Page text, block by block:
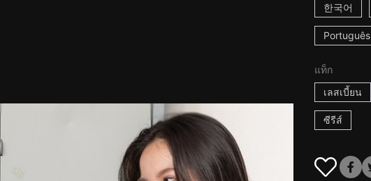
한국어
Português
แท็ก
เลสเบี้ยน
ซีรีส์